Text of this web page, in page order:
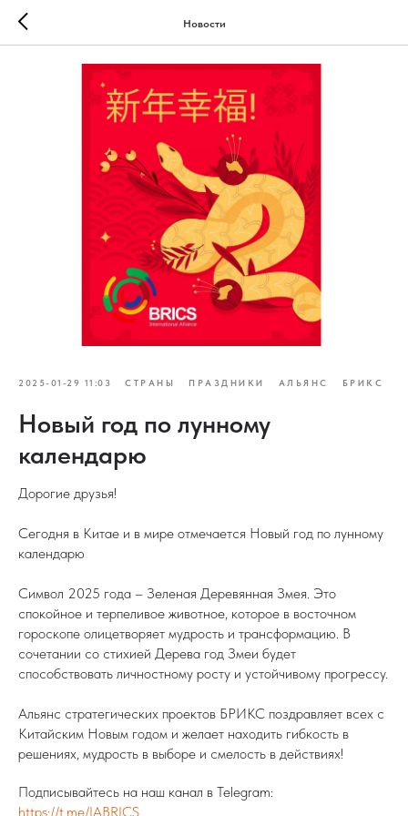
Новости
2025-01-29 11:03 СТРАНЫ ПРАЗДНИКИ АЛЬЯНС БРИКС
Новый год по лунному
календарю
Дорогие друзья!
Сегодня в Китае и в мире отмечается Новый год по лунному
календарю
Символ 2025 года – Зеленая Деревянная Змея. Это
спокойное и терпеливое животное, которое в восточном
гороскопе олицетворяет мудрость и трансформацию. В
сочетании со стихией Дерева год Змеи будет
способствовать личностному росту и устойчивому прогрессу.
Альянс стратегических проектов БРИКС поздравляет всех с
Китайским Новым годом и желает находить гибкость в
решениях, мудрость в выборе и смелость в действиях!
Подписывайтесь на наш канал в Telegram:
https://t.me/IABRICS